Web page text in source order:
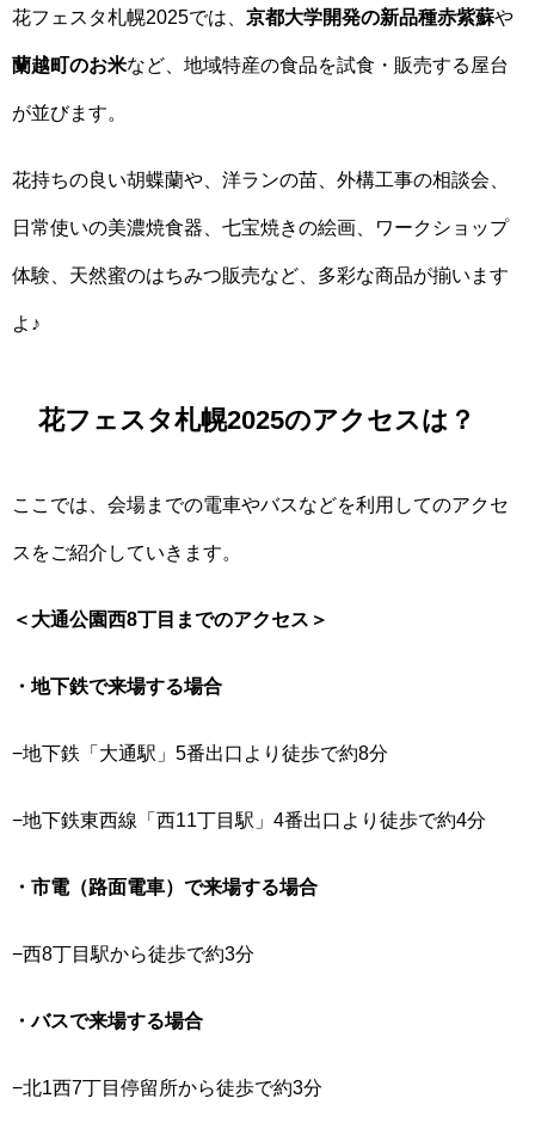
花フェスタ札幌2025では、 京都大学開発の新品種赤紫蘇や
蘭越町のお米など、地域特産の食品を試食・販売する屋台
が並びます。
花持ちの良い胡蝶蘭や、洋ランの苗、外構工事の相談会、
日常使いの美濃焼食器、七宝焼きの絵画、ワークショップ
体験、天然蜜のはちみつ販売など、多彩な商品が揃います
よ♪
花フェスタ札幌2025のアクセスは？
ここでは、会場までの電車やバスなどを利用してのアクセ
スをご紹介していきます。
＜大通公園西8丁目までのアクセス＞
・地下鉄で来場する場合
−地下鉄「大通駅」5番出口より徒歩で約8分
−地下鉄東西線「西11丁目駅」4番出口より徒歩で約4分
・市電（路面電車）で来場する場合
−西8丁目駅から徒歩で約3分
・バスで来場する場合
−北1西7丁目停留所から徒歩で約3分